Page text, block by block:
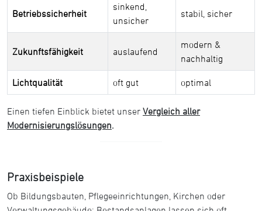
Betriebssicherheit
sinkend,
unsicher
stabil, sicher
Zukunftsfähigkeit auslaufend
modern &
nachhaltig
Lichtqualität oft gut optimal
Einen tiefen Einblick bietet unser Vergleich aller
Modernisierungslösungen.
Praxisbeispiele
Ob Bildungsbauten, Pflegeeinrichtungen, Kirchen oder